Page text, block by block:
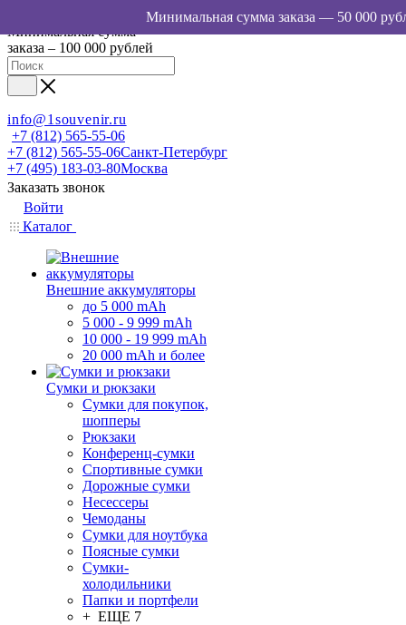
Минимальная сумма
заказа – 100 000 рублей
info@1souvenir.ru
+7 (812) 565-55-06
+7 (812) 565-55-06Санкт-Петербург
+7 (495) 183-03-80Москва
Заказать звонок
Войти
Каталог
Внешние аккумуляторы
до 5 000 mAh
5 000 - 9 999 mAh
10 000 - 19 999 mAh
20 000 mAh и более
Сумки и рюкзаки
Сумки для покупок,
шопперы
Рюкзаки
Конференц-сумки
Спортивные сумки
Дорожные сумки
Несессеры
Чемоданы
Сумки для ноутбука
Поясные сумки
Сумки-
холодильники
Папки и портфели
+ ЕЩЕ 7